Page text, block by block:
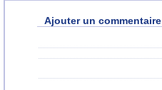
Ajouter un commentaire